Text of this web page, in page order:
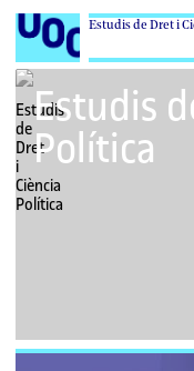
Estudis de Dret i
Estudis
Política